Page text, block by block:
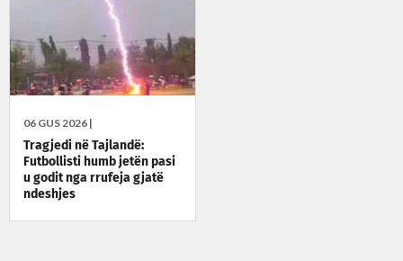
06 GUS 2026 |
Tragjedi në Tajlandë:
Futbollisti humb jetën pasi
u godit nga rrufeja gjatë
ndeshjes